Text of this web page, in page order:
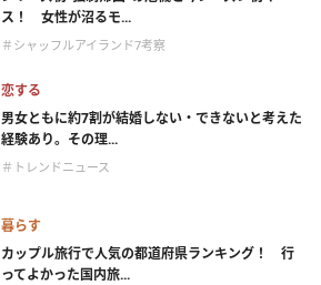
ス！ 女性が沼るモ...
＃シャッフルアイランド7考察
恋する
男女ともに約7割が結婚しない・できないと考えた
経験あり。その理...
＃トレンドニュース
暮らす
カップル旅行で人気の都道府県ランキング！ 行
ってよかった国内旅...